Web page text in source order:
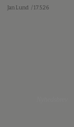
Jan Lund / 17.5.26